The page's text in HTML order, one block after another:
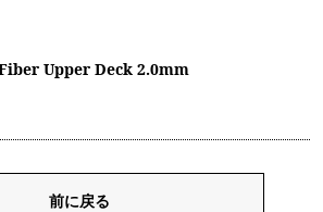
Upper Deck 2.0mm
前に戻る